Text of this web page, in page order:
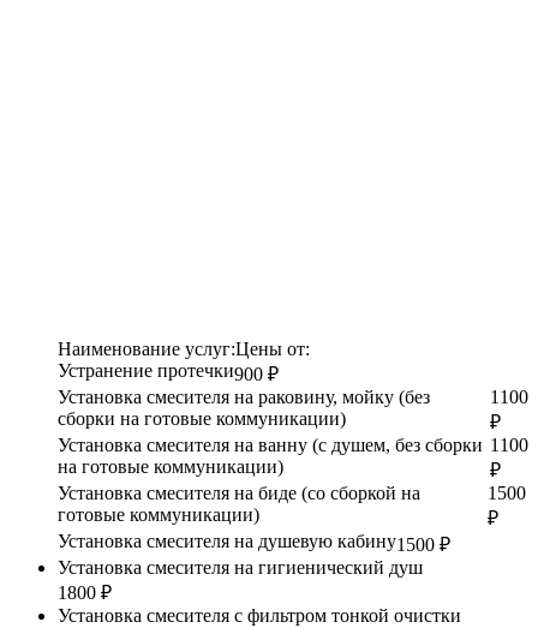
Наименование услуг:Цены от:
Устранение протечки900 ₽
Установка смесителя на раковину, мойку (без
сборки на готовые коммуникации)
1100
₽
Установка смесителя на ванну (с душем, без сборки
на готовые коммуникации)
1100
₽
Установка смесителя на биде (со сборкой на
готовые коммуникации)
1500
₽
Установка смесителя на душевую кабину1500 ₽
Установка смесителя на гигиенический душ
1800 ₽
Установка смесителя с фильтром тонкой очистки